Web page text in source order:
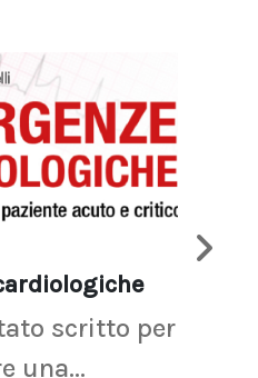
scritto per
una...